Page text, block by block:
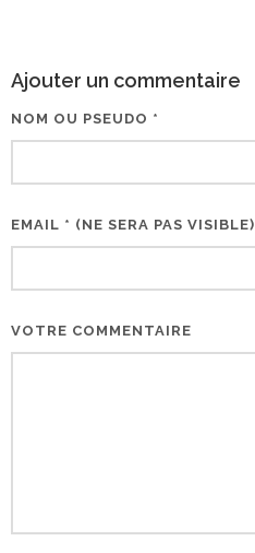
Ajouter un commentaire
NOM OU PSEUDO *
EMAIL * (NE SERA PAS VISIBLE)
VOTRE COMMENTAIRE